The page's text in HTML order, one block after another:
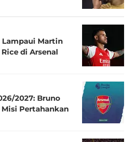
Lampaui Martin
di Arsenal
2027: Bruno
Pertahankan